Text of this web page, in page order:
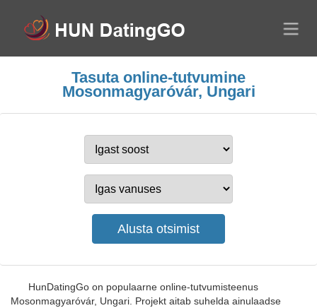
Tasuta online-tutvumine
Mosonmagyaróvár, Ungari
HunDatingGo on populaarne online-tutvumisteenus
Mosonmagyaróvár, Ungari. Projekt aitab suhelda ainulaadse